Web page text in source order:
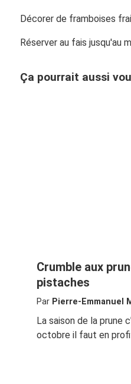
Décorer de framboises
Réserver au fais jusqu'au
Ça pourrait aussi
Crumble aux
pistaches
Par Pierre-Emmanuel
La saison de la prune
octobre il faut en